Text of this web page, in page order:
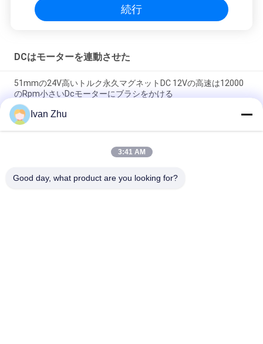
続行
DCはモーターを連動させた
51mmの24V高いトルク永久マグネットDC 12Vの高速は12000
のRpm小さいDcモーターにブラシをかける
1N.M 24VDCはモーターを徐々に引出す医学機械のための46mm
の変速機モーターを連動させた
3V 3RPM 80RPM DCは3N.Mモーターを洗濯機のための連動させ
Ivan Zhu
3:41 AM
Good day, what product are you looking for?